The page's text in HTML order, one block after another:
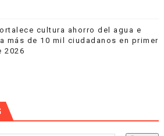
cultura ahorro del agua e
más de 10 mil ciudadanos en primer
2026